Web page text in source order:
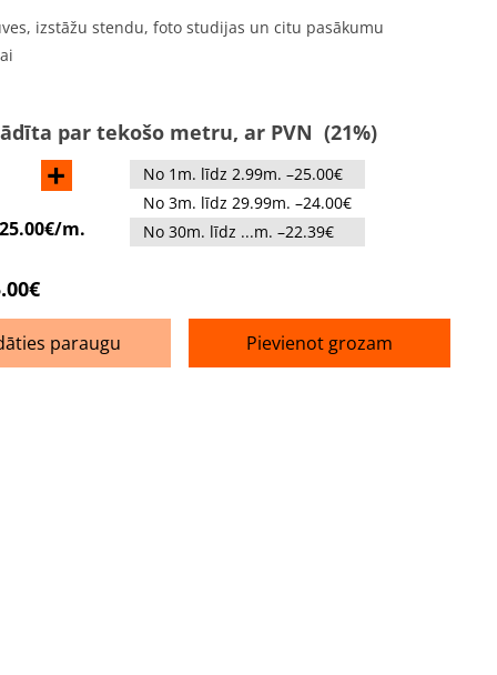
izstāžu stendu, foto studijas un citu pasākumu
par tekošo metru, ar PVN (21%)
+
m.
No 1m. līdz 2.99m. –25.00€
No 3m. līdz 29.99m. –24.00€
No 30m. līdz ...m. –22.39€
paraugu Pievienot grozam